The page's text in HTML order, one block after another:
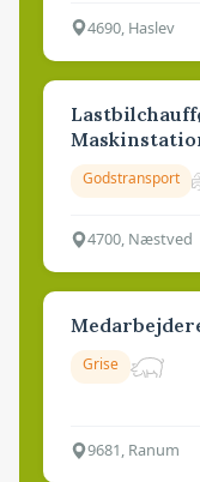
4690, Haslev
Godstransport
4700, Næstved
Grise
9681, Ranum